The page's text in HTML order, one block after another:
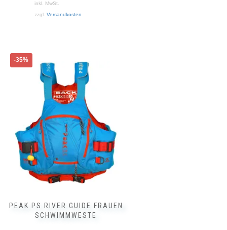
inkl. MwSt.
zzgl. Versandkosten
-35%
PEAK PS RIVER GUIDE FRAUEN
SCHWIMMWESTE
Dieses
Produkt
können
Produktseite